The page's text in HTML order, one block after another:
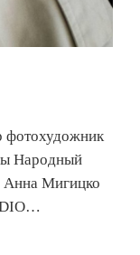
фотохудожник
Народный
Анна Мигицко